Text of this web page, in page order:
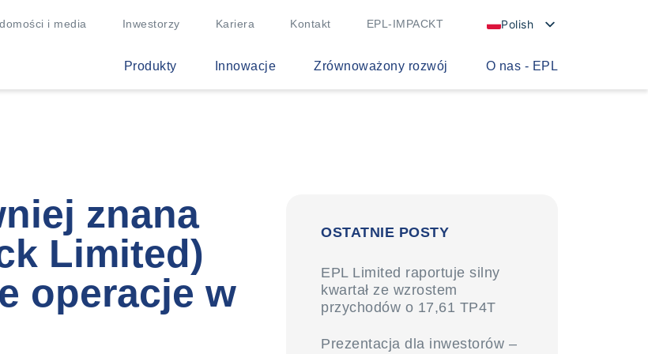
i media Inwestorzy Kariera Kontakt EPL-IMPACKT Polish
Produkty Innowacje Zrównoważony rozwój O nas - EPL
znana
Limited)
operacje w
OSTATNIE POSTY
EPL Limited raportuje silny
kwartał ze wzrostem
przychodów o 17,61 TP4T
Prezentacja dla inwestorów –